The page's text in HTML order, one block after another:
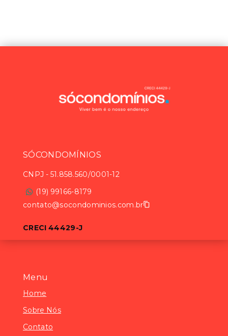
Menu
Home
Sobre Nós
Contato
SÓCONDOMÍNIOS
CNPJ - 51.858.560/0001-12
(19) 99166-8179
contato@socondominios.com.br
CRECI 44429-J